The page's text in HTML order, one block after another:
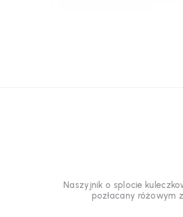
Naszyjnik o splocie
pozłacany różowym